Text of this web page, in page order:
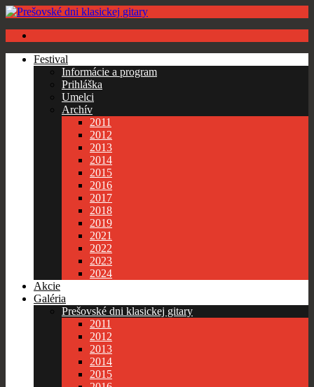
Festival
Informácie a program
Prihláška
Umelci
Archív
2011
2012
2013
2014
2015
2016
2017
2018
2019
2021
2022
2023
2024
Akcie
Galéria
Prešovské dni klasickej gitary
2011
2012
2013
2014
2015